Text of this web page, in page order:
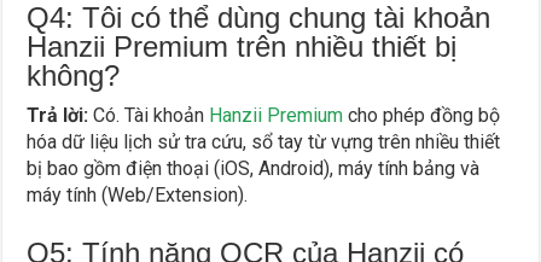
Q4: Tôi có thể dùng chung tài khoản
Hanzii Premium trên nhiều thiết bị
không?
Trả lời: Có. Tài khoản Hanzii Premium cho phép đồng bộ
hóa dữ liệu lịch sử tra cứu, sổ tay từ vựng trên nhiều thiết
bị bao gồm điện thoại (iOS, Android), máy tính bảng và
máy tính (Web/Extension).
Q5: Tính năng OCR của Hanzii có